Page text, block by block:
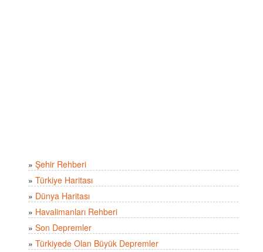
» Şehir Rehberi
» Türkiye Haritası
» Dünya Haritası
» Havalimanları Rehberi
» Son Depremler
» Türkiyede Olan Büyük Depremler